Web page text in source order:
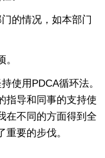
的情况，如本部门
用PDCA循环法。
指导和同事的支持使
在不同的方面得到全
要的步伐。